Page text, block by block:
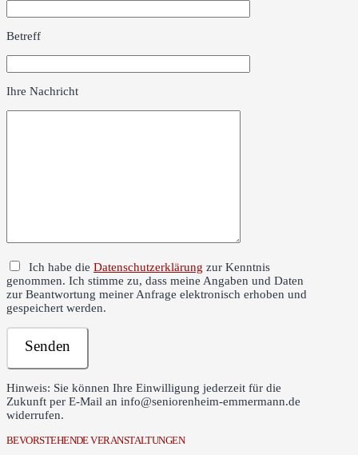
Betreff
Ihre Nachricht
Ich habe die Datenschutzerklärung zur Kenntnis
genommen. Ich stimme zu, dass meine Angaben und Daten
zur Beantwortung meiner Anfrage elektronisch erhoben und
gespeichert werden.
Hinweis: Sie können Ihre Einwilligung jederzeit für die
Zukunft per E-Mail an info@seniorenheim-emmermann.de
widerrufen.
BEVORSTEHENDE VERANSTALTUNGEN